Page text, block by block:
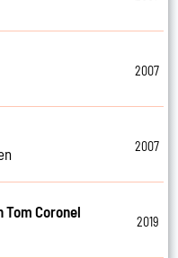
2007
2007
Tom Coronel
2019